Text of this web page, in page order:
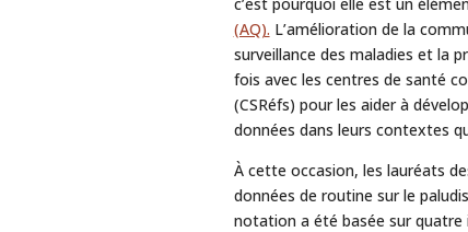
(AQ). L’amélioration de la
surveillance des maladies et la
fois avec les centres de santé
(CSRéfs) pour les aider à
données dans leurs contextes
À cette occasion, les lauréats
données de routine sur le
notation a été basée sur quatre